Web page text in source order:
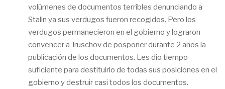
volúmenes de documentos terribles denunciando a
Stalin ya sus verdugos fueron recogidos. Pero los
verdugos permanecieron en el gobierno y lograron
convencer a Jruschov de posponer durante 2 años la
publicación de los documentos. Les dio tiempo
suficiente para destituirlo de todas sus posiciones en el
gobierno y destruir casi todos los documentos.